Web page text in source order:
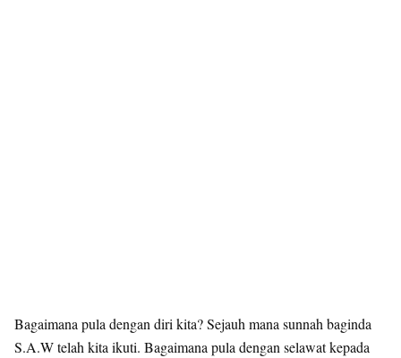
Bagaimana pula dengan diri kita? Sejauh mana sunnah baginda
S.A.W telah kita ikuti. Bagaimana pula dengan selawat kepada